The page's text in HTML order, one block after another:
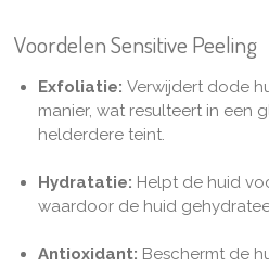
Voordelen Sensitive Peeling
Exfoliatie: Verwijdert dode
manier, wat resulteert in een
helderdere teint.
Hydratatie: Helpt de huid
waardoor de huid
Antioxidant: Beschermt de